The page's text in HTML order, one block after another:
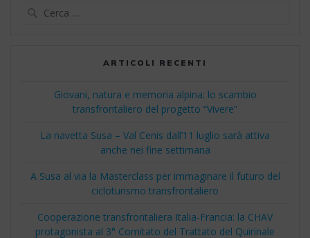
ARTICOLI RECENTI
Giovani, natura e memoria alpina: lo scambio
transfrontaliero del progetto “Vivere”
La navetta Susa – Val Cenis dall’11 luglio sarà attiva
anche nei fine settimana
A Susa al via la Masterclass per immaginare il futuro del
cicloturismo transfrontaliero
Cooperazione transfrontaliera Italia-Francia: la CHAV
protagonista al 3° Comitato del Trattato del Quirinale